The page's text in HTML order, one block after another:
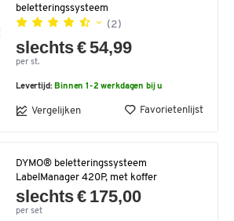
beletteringssysteem
(2)
slechts € 54,99
per st.
Levertijd: Binnen 1-2 werkdagen bij u
Vergelijken Favorietenlijst
DYMO® beletteringssysteem
LabelManager 420P, met koffer
slechts € 175,00
per set